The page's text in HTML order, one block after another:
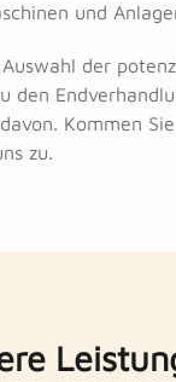
und
der
den
Kommen
zu.